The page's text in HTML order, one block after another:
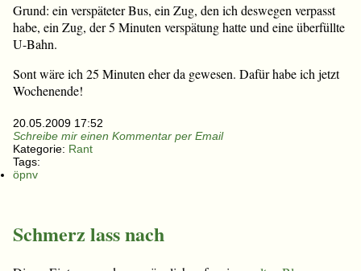
Grund: ein verspäteter Bus, ein Zug, den ich deswegen verpasst
habe, ein Zug, der 5 Minuten verspätung hatte und eine überfüllte
U-Bahn.
Sont wäre ich 25 Minuten eher da gewesen. Dafür habe ich jetzt
Wochenende!
20.05.2009 17:52
Schreibe mir einen Kommentar per Email
Kategorie: Rant
Tags:
öpnv
Schmerz lass nach